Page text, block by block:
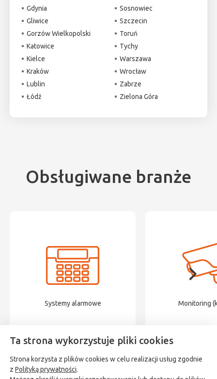
Gdynia
Gliwice
Gorzów Wielkopolski
Katowice
Kielce
Kraków
Lublin
Łódź
Sosnowiec
Szczecin
Toruń
Tychy
Warszawa
Wrocław
Zabrze
Zielona Góra
Obsługiwane branże
Systemy alarmowe Monitoring
Ta strona wykorzystuje pliki cookies
Strona korzysta z plików cookies w celu realizacji usług zgodnie
z Polityką prywatności.